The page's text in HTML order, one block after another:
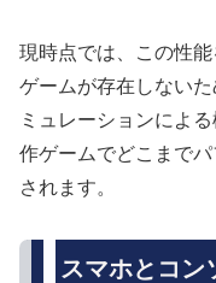
現時点では、この性
ゲームが存在しない
ミュレーションによ
作ゲームでどこまで
されます。
スマホとコン